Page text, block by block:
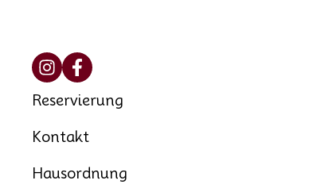
Reservierung
Kontakt
Hausordnung